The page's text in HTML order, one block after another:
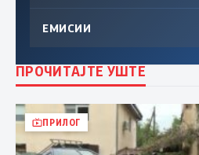
ЕМИСИИ
ПРОЧИТАЈТЕ УШТЕ
ПРИЛОГ